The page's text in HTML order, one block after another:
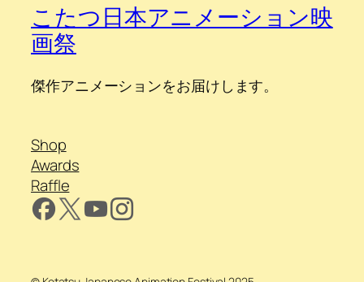
こたつ日本アニメーション映
画祭
傑作アニメーションをお届けします。
Shop
Awards
Raffle